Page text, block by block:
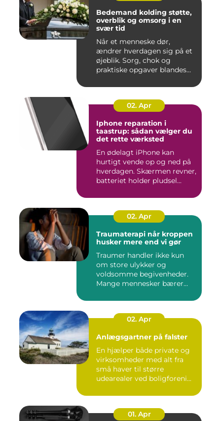
Bedemand kolding støtte,
overblik og omsorg i en
svær tid
Når et menneske dør,
ændrer hverdagen sig på et
øjeblik. Sorg, chok og
praktiske opgaver blandes
02. Apr
Iphone reparation i
taastrup: sådan vælger du
det rette værksted
En ødelagt iPhone kan
hurtigt vende op og ned på
hverdagen. Skærmen revner,
batteriet holder pludsel...
02. Apr
Traumaterapi når kroppen
husker mere end vi gør
Traumer handler ikke kun
om store ulykker og
voldsomme begivenheder.
Mange mennesker bærer
02. Apr
Anlægsgartner på falster
En hjælper både private og
virksomheder med alt fra
små haver til større
udearealer ved boligforeni...
01. Apr